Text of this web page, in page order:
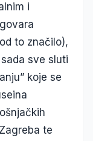
i
to značilo),
sve sluti
koje se
te